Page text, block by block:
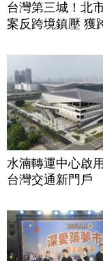
台灣第三城！北
案反跨境鎮壓 獲
水湳轉運中心啟
台灣交通新門戶